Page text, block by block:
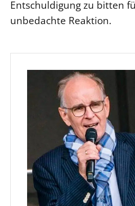
Entschuldigung zu bitten
unbedachte Reaktion.